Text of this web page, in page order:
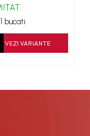
1 bucati
VEZI VARIANTE